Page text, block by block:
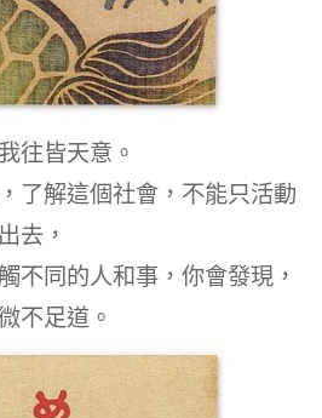
往皆天意。
了解這個社會，不能只活動
去，
不同的人和事，你會發現，
不足道。